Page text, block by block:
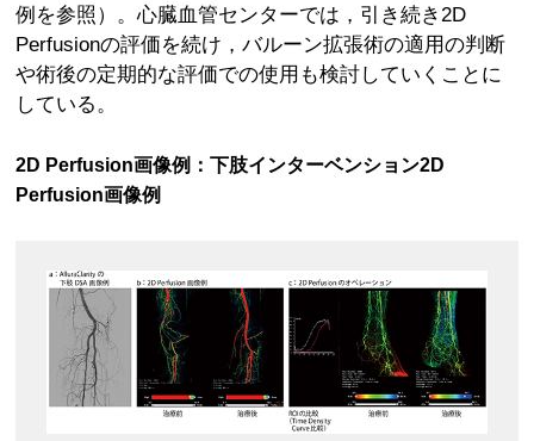
例を参照）。心臓血管センターでは，引き続き2D
Perfusionの評価を続け，バルーン拡張術の適用の判断
や術後の定期的な評価での使用も検討していくことに
している。
2D Perfusion画像例：下肢インターベンション2D
Perfusion画像例